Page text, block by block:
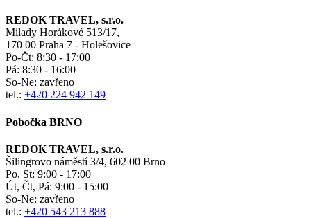
REDOK TRAVEL, s.r.o.
Milady Horákové 513/17,
170 00 Praha 7 - Holešovice
Po-Čt: 8:30 - 17:00
Pá: 8:30 - 16:00
So-Ne: zavřeno
tel.: +420 224 942 149
Pobočka BRNO
REDOK TRAVEL, s.r.o.
Šilingrovo náměstí 3/4, 602 00 Brno
Po, St: 9:00 - 17:00
Út, Čt, Pá: 9:00 - 15:00
So-Ne: zavřeno
tel.: +420 543 213 888